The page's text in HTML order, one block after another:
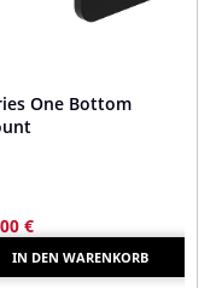
One Bottom
€
IN DEN WARENKORB